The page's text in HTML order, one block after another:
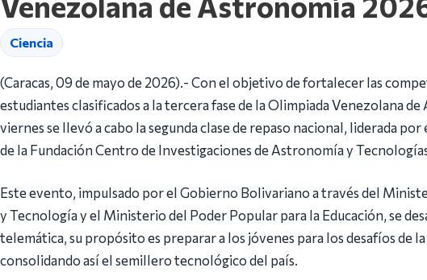
Ciencia
(Caracas, 09 de mayo de 2026).- Con el objetivo de fortalecer las
estudiantes clasificados a la tercera fase de la Olimpiada Venezolana
viernes se llevó a cabo la segunda clase de repaso nacional, liderada
de la Fundación Centro de Investigaciones de Astronomía y
Este evento, impulsado por el Gobierno Bolivariano a través del
y Tecnología y el Ministerio del Poder Popular para la Educación, se
telemática, su propósito es preparar a los jóvenes para los desafíos de
consolidando así el semillero tecnológico del país.